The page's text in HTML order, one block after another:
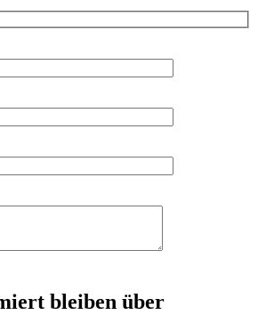
bleiben über